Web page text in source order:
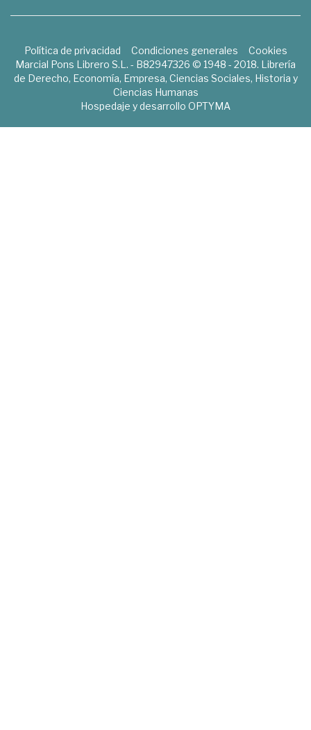
Política de privacidad Condiciones generales
Cookies
Marcial Pons Librero S.L. - B82947326 © 1948 - 2018. Librería
de Derecho, Economía, Empresa, Ciencias Sociales, Historia y
Ciencias Humanas
Hospedaje y desarrollo OPTYMA